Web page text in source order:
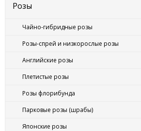
Розы
Чайно-гибридные розы
Розы-спрей и низкорослые розы
Английские розы
Плетистые розы
Розы флорибунда
Парковые розы (шрабы)
Японские розы